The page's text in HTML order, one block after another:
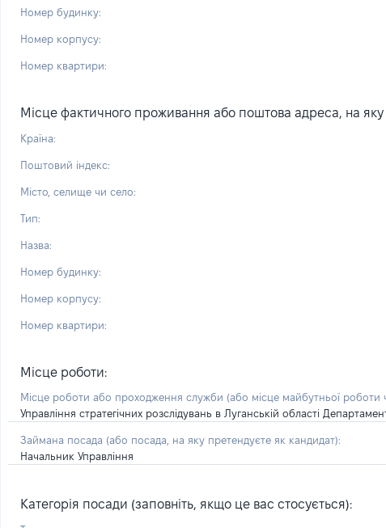
Номер будинку:
Номер корпусу:
Номер квартири:
Місце фактичного проживання або поштова адреса, на яку
Країна:
Поштовий індекс:
Місто, селище чи село:
Тип:
Назва:
Номер будинку:
Номер корпусу:
Номер квартири:
Місце роботи:
Місце роботи або проходження служби (або місце майбутньої
Управління стратегічних розслідувань в Луганській області
Займана посада (або посада, на яку претендуєте як кандидат):
Начальник Управління
Категорія посади (заповніть, якщо це вас стосується):